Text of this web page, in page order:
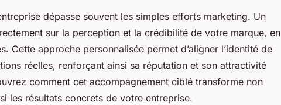
dépasse souvent les simples efforts marketing. Un
sur la perception et la crédibilité de votre marque, en
Cette approche personnalisée permet d’aligner l’identité de
réelles, renforçant ainsi sa réputation et son attractivité
comment cet accompagnement ciblé transforme non
les résultats concrets de votre entreprise.